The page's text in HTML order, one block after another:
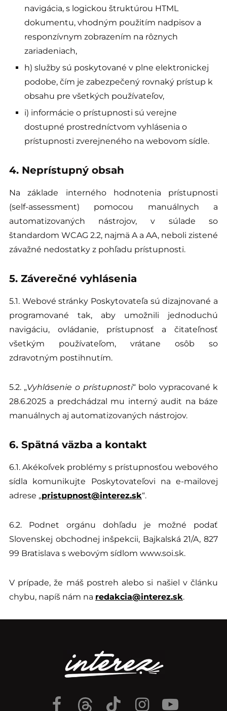
navigácia, s logickou štruktúrou HTML
dokumentu, vhodným použitím nadpisov a
responzívnym zobrazením na rôznych
zariadeniach,
h) služby sú poskytované v plne elektronickej
podobe, čím je zabezpečený rovnaký prístup k
obsahu pre všetkých používateľov,
i) informácie o prístupnosti sú verejne
dostupné prostredníctvom vyhlásenia o
prístupnosti zverejneného na webovom sídle.
4. Neprístupný obsah
Na základe interného hodnotenia prístupnosti
(self-assessment) pomocou manuálnych a
automatizovaných nástrojov, v súlade so
štandardom WCAG 2.2, najmä A a AA, neboli zistené
závažné nedostatky z pohľadu prístupnosti.
5. Záverečné vyhlásenia
5.1. Webové stránky Poskytovateľa sú dizajnované a
programované tak, aby umožnili jednoduchú
navigáciu, ovládanie, prístupnosť a čitateľnosť
všetkým používateľom, vrátane osôb so
zdravotným postihnutím.
5.2. „Vyhlásenie o prístupnosti“ bolo vypracované k
28.6.2025 a predchádzal mu interný audit na báze
manuálnych aj automatizovaných nástrojov.
6. Spätná väzba a kontakt
6.1. Akékoľvek problémy s prístupnosťou webového
sídla komunikujte Poskytovateľovi na e-mailovej
adrese „pristupnost@interez.sk“.
6.2. Podnet orgánu dohľadu je možné podať
Slovenskej obchodnej inšpekcii, Bajkalská 21/A, 827
99 Bratislava s webovým sídlom www.soi.sk.
V prípade, že máš postreh alebo si našiel v článku
chybu, napíš nám na redakcia@interez.sk.